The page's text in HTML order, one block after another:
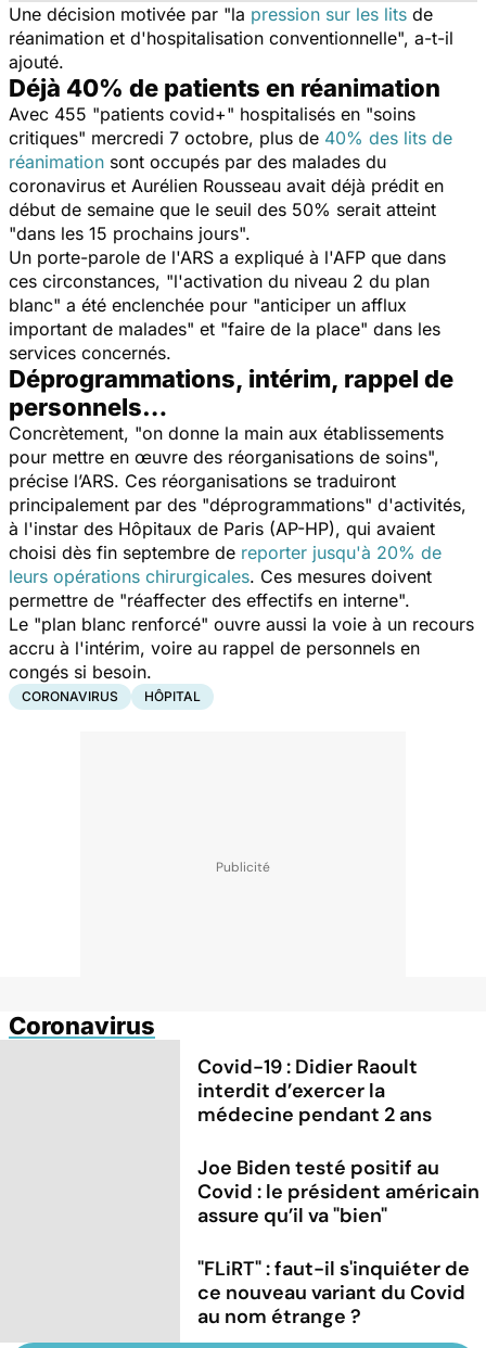
Une décision motivée par "la pression sur les lits de
réanimation et d'hospitalisation conventionnelle", a-t-il
ajouté.
Déjà 40% de patients en réanimation
Avec 455 "patients covid+" hospitalisés en "soins
critiques" mercredi 7 octobre, plus de 40% des lits de
réanimation sont occupés par des malades du
coronavirus et Aurélien Rousseau avait déjà prédit en
début de semaine que le seuil des 50% serait atteint
"dans les 15 prochains jours".
Un porte-parole de l'ARS a expliqué à l'AFP que dans
ces circonstances, "l'activation du niveau 2 du plan
blanc" a été enclenchée pour "anticiper un afflux
important de malades" et "faire de la place" dans les
services concernés.
Déprogrammations, intérim, rappel de
personnels…
Concrètement, "on donne la main aux établissements
pour mettre en œuvre des réorganisations de soins",
précise l’ARS. Ces réorganisations se traduiront
principalement par des "déprogrammations" d'activités,
à l'instar des Hôpitaux de Paris (AP-HP), qui avaient
choisi dès fin septembre de reporter jusqu'à 20% de
leurs opérations chirurgicales. Ces mesures doivent
permettre de "réaffecter des effectifs en interne".
Le "plan blanc renforcé" ouvre aussi la voie à un recours
accru à l'intérim, voire au rappel de personnels en
congés si besoin.
CORONAVIRUS HÔPITAL
Coronavirus
Covid-19 : Didier Raoult
interdit d’exercer la
médecine pendant 2 ans
Joe Biden testé positif au
Covid : le président américain
assure qu’il va "bien"
"FLiRT" : faut-il s'inquiéter de
ce nouveau variant du Covid
au nom étrange ?